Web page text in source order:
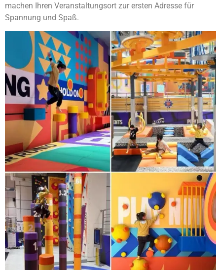
machen Ihren Veranstaltungsort zur ersten Adresse für
Spannung und Spaß.